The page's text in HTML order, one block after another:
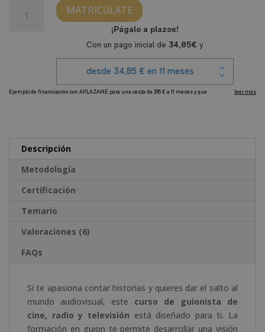
cantidad
MATRICÚLATE
Descripción
Metodología
Certificación
Temario
Valoraciones (6)
FAQs
Si te apasiona contar historias y quieres dar el salto al
mundo audiovisual, este curso de guionista de
cine, radio y televisión está diseñado para ti. La
formación en guion te permite desarrollar una visión